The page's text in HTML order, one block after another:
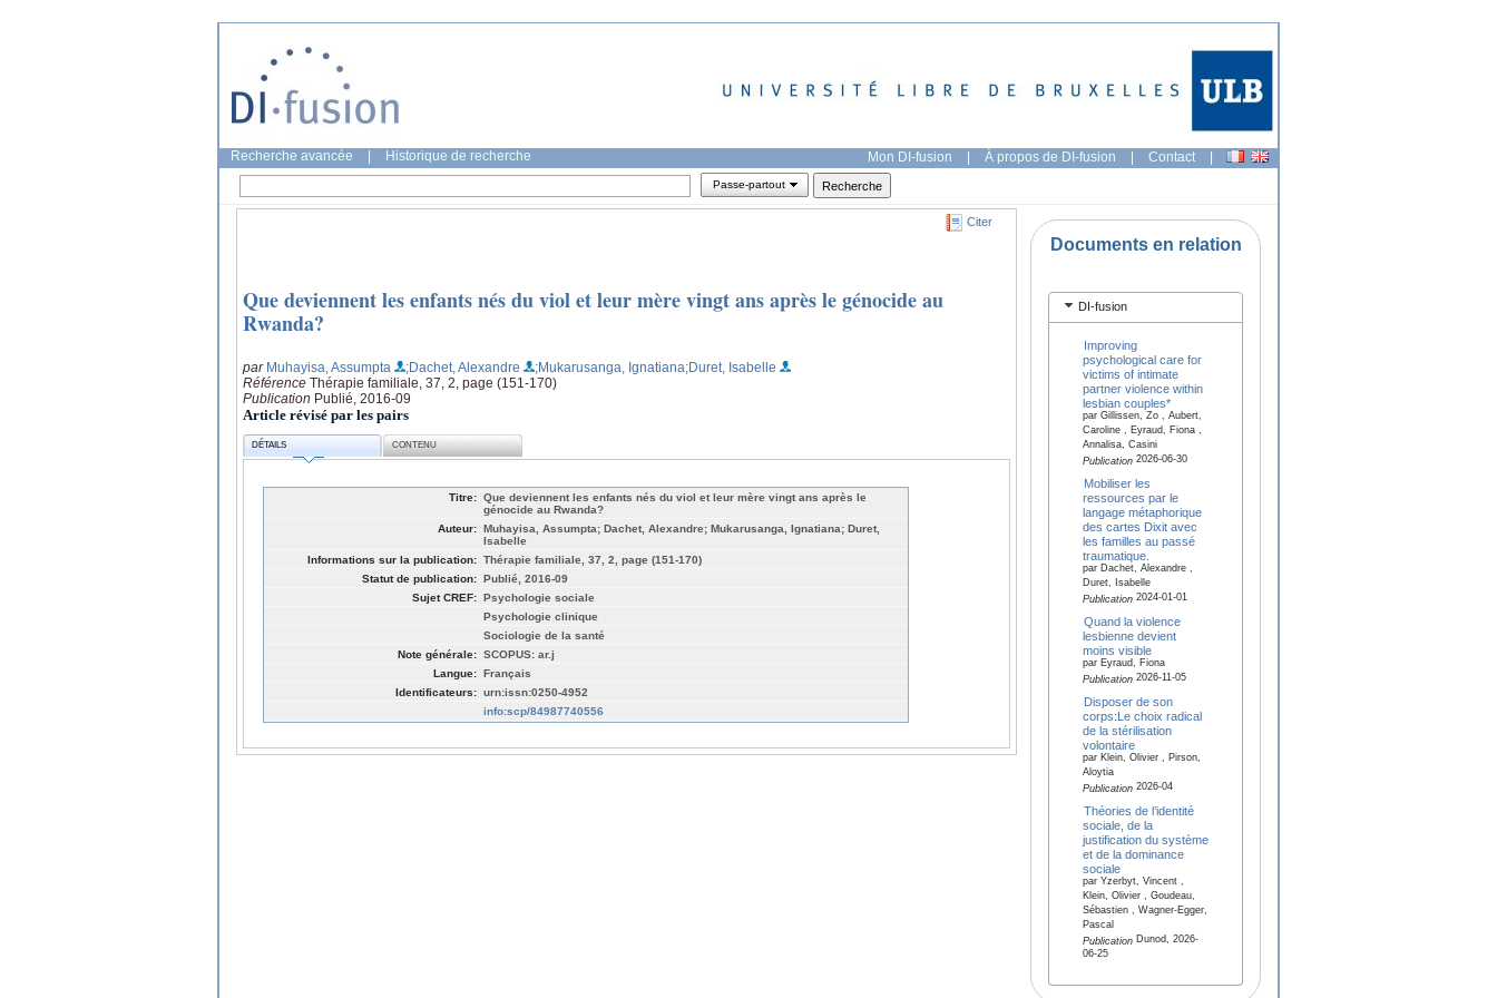
Recherche avancée Historique de recherche Mon DI-fusion | À propos de DI-fusion | Contact |
Passe-partout
Citer
Que deviennent les enfants nés du viol et leur mère vingt ans après le génocide au
Rwanda?
par Muhayisa, Assumpta ;Dachet, Alexandre ;Mukarusanga, Ignatiana;Duret, Isabelle
Référence Thérapie familiale, 37, 2, page (151-170)
Publication Publié, 2016-09
Article révisé par les pairs
DÉTAILS CONTENU
Titre: Que deviennent les enfants nés du viol et leur mère vingt ans après le
génocide au Rwanda?
Auteur: Muhayisa, Assumpta; Dachet, Alexandre; Mukarusanga, Ignatiana; Duret,
Isabelle
Informations sur la publication: Thérapie familiale, 37, 2, page (151-170)
Statut de publication: Publié, 2016-09
Sujet CREF: Psychologie sociale
Psychologie clinique
Sociologie de la santé
Note générale: SCOPUS: ar.j
Langue: Français
Identificateurs: urn:issn:0250-4952
info:scp/84987740556
Documents en relation
DI-fusion
Improving
psychological care for
victims of intimate
partner violence within
lesbian couples*
par Gillissen, Zo , Aubert,
Caroline , Eyraud, Fiona ,
Annalisa, Casini
Publication2026-06-30
Mobiliser les
ressources par le
langage métaphorique
des cartes Dixit avec
les familles au passé
traumatique.
par Dachet, Alexandre ,
Duret, Isabelle
Publication2024-01-01
Quand la violence
lesbienne devient
moins visible
par Eyraud, Fiona
Publication2026-11-05
Disposer de son
corps:Le choix radical
de la stérilisation
volontaire
par Klein, Olivier , Pirson,
Aloytia
Publication2026-04
Théories de l’identité
sociale, de la
justification du système
et de la dominance
sociale
par Yzerbyt, Vincent ,
Klein, Olivier , Goudeau,
Sébastien , Wagner-Egger,
Pascal
PublicationDunod, 2026-
06-25